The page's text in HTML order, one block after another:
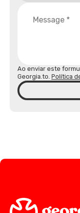
Ao enviar este
Georgia.to. Política